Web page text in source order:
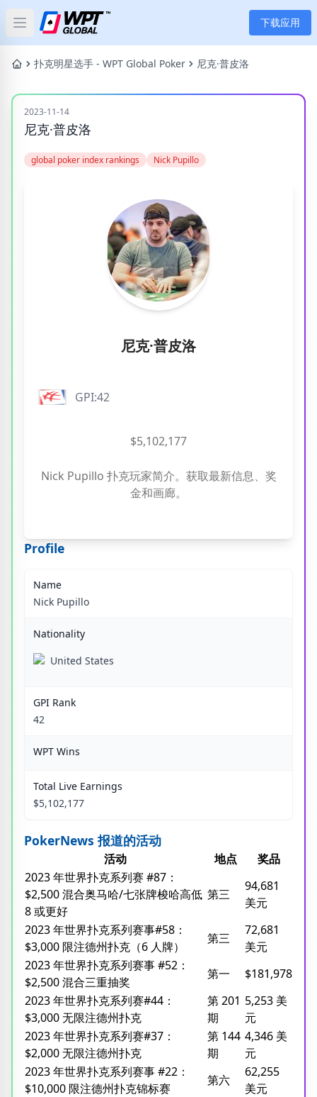
Open main menu 下载应用
首页
新闻
扑克
应用
玩家
分类
标签
扑克明星选手 - WPT Global Poker 尼克·普皮洛
2023-11-14
尼克·普皮洛
global poker index rankings Nick Pupillo
尼克·普皮洛
GPI:42
$5,102,177
Nick Pupillo 扑克玩家简介。获取最新信息、奖
金和画廊。
Profile
Name
Nick Pupillo
Nationality
United States
GPI Rank
42
WPT Wins
Total Live Earnings
$5,102,177
PokerNews 报道的活动
活动 地点
奖品
2023 年世界扑克系列赛 #87：
$2,500 混合奥马哈/七张牌梭哈高低
8 或更好
第三
94,681
美元
2023 年世界扑克系列赛事#58：
$3,000 限注德州扑克（6 人牌）
第三
72,681
美元
2023 年世界扑克系列赛事 #52：
$2,500 混合三重抽奖
第一
$181,978
2023 年世界扑克系列赛#44：
$3,000 无限注德州扑克
第 201
期
5,253 美
元
2023 年世界扑克系列赛#37：
$2,000 无限注德州扑克
第 144
期
4,346 美
元
2023 年世界扑克系列赛事 #22：
$10,000 限注德州扑克锦标赛
第六
62,255
美元